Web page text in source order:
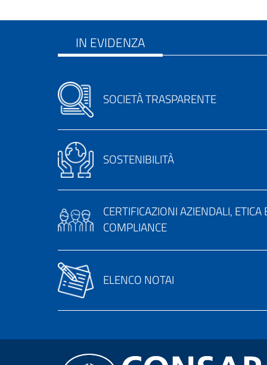
IN EVIDENZA
SOCIETÀ TRASPARENTE
SOSTENIBILITÀ
CERTIFICAZIONI AZIENDALI, ETICA
COMPLIANCE
ELENCO NOTAI